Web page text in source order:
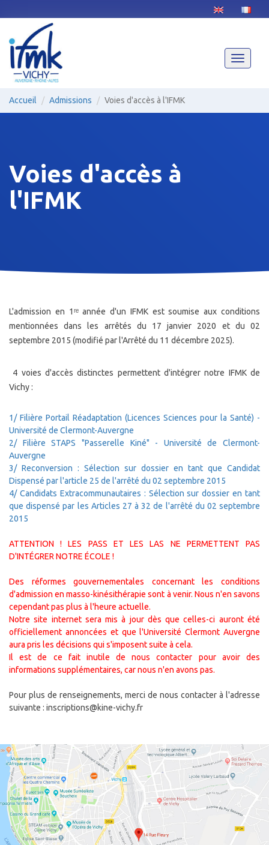
au
principal
Toggle
Accueil Admissions Voies d'accès à l'IFMK
Voies d'accès à
l'IFMK
L'admission en 1ʳᵉ année d'un IFMK est soumise aux conditions
mentionnées dans les arrêtés du 17 janvier 2020 et du 02
septembre 2015 (modifié par l'Arrêté du 11 décembre 2025).
4 voies d'accès distinctes permettent d'intégrer notre IFMK de
Vichy :
1/ Filière Portail Réadaptation (Licences Sciences pour la Santé) -
Université de Clermont-Auvergne
2/ Filière STAPS "Passerelle Kiné" - Université de Clermont-
Auvergne
3/ Reconversion : Sélection sur dossier en tant que Candidat
Dispensé par l'article 25 de l'arrêté du 02 septembre 2015
4/ Candidats Extracommunautaires : Sélection sur dossier en tant
que dispensé par les Articles 27 à 32 de l'arrêté du 02 septembre
2015
ATTENTION ! LES PASS ET LES LAS NE PERMETTENT PAS
D'INTÉGRER NOTRE ÉCOLE !
Des réformes gouvernementales concernant les conditions
d'admission en masso-kinésithérapie sont à venir. Nous n'en savons
cependant pas plus à l'heure actuelle.
Notre site internet sera mis à jour dès que celles-ci auront été
officiellement annoncées et que l'Université Clermont Auvergne
aura pris les décisions qui s'imposent suite à cela.
Il est de ce fait inutile de nous contacter pour avoir des
informations supplémentaires, car nous n'en avons pas.
Pour plus de renseignements, merci de nous contacter à l'adresse
suivante : inscriptions@kine-vichy.fr